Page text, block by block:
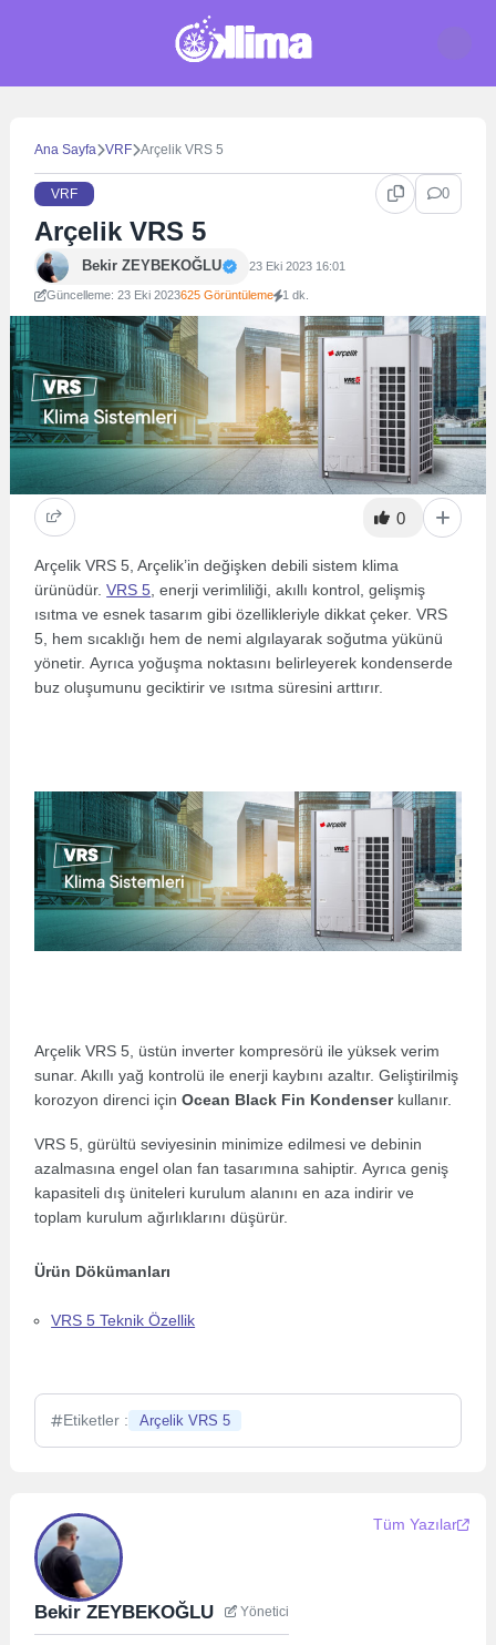
Ana Sayfa VRF Arçelik VRS 5
VRF 0
Arçelik VRS 5
Bekir ZEYBEKOĞLU 23 Eki 2023 16:01
Güncelleme: 23 Eki 2023625 Görüntüleme 1 dk.
0
Arçelik VRS 5, Arçelik’in değişken debili sistem klima
ürünüdür.VRS 5 , enerji verimliliği, akıllı kontrol, gelişmiş
ısıtma ve esnek tasarım gibi özellikleriyle dikkat çeker. VRS
5, hem sıcaklığı hem de nemi algılayarak soğutma yükünü
yönetir. Ayrıca yoğuşma noktasını belirleyerek kondenserde
buz oluşumunu geciktirir ve ısıtma süresini arttırır.
Arçelik VRS 5, üstün inverter kompresörü ile yüksek verim
sunar. Akıllı yağ kontrolü ile enerji kaybını azaltır. Geliştirilmiş
korozyon direnci içinOcean Black Fin Kondenserkullanır.
VRS 5, gürültü seviyesinin minimize edilmesi ve debinin
azalmasına engel olan fan tasarımına sahiptir. Ayrıca geniş
kapasiteli dış üniteleri kurulum alanını en aza indirir ve
toplam kurulum ağırlıklarını düşürür.
Ürün Dökümanları
VRS 5 Teknik Özellik
Etiketler : Arçelik VRS 5
Bekir ZEYBEKOĞLU Yönetici
Tüm Yazılar